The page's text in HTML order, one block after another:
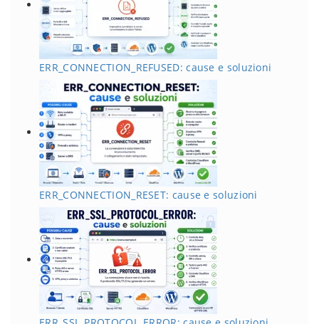
ERR_CONNECTION_REFUSED: cause e soluzioni
ERR_CONNECTION_RESET: cause e soluzioni